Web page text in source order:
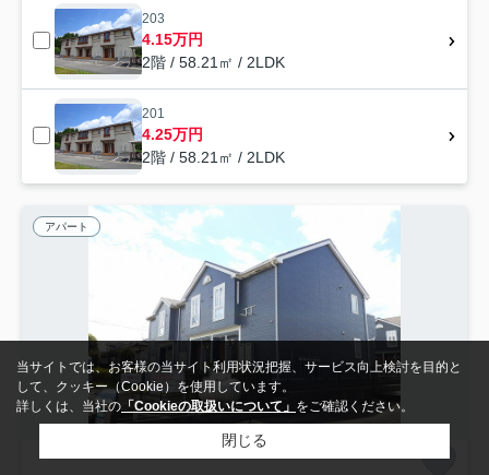
203
4.15万円
2階 / 58.21㎡ / 2LDK
201
4.25万円
2階 / 58.21㎡ / 2LDK
アパート
当サイトでは、お客様の当サイト利用状況把握、サービス向上検討を目的と
して、クッキー（Cookie）を使用しています。
詳しくは、当社の 「Cookieの取扱いについて」 をご確認ください。
閉じる